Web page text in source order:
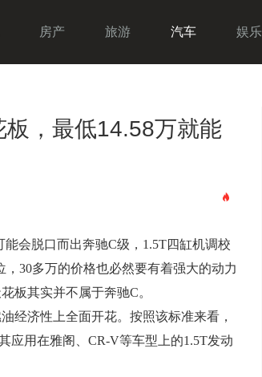
房产 旅游 汽车 娱乐
，最低14.58万就能
会脱口而出奔驰C级，1.5T四缸机调校
30多万的价格也必然要有着强大的动力
板其实并不属于奔驰C。
济性上全面开花。按照该标准来看，
应用在雅阁、CR-V等车型上的1.5T发动